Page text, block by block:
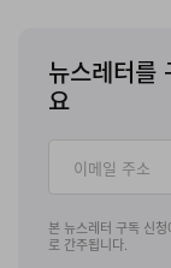
배치해 구조적
미래적인 디자
며, 미드패널의
아웃솔 아래에
뉴스레터를
요
본 뉴스레터 구독 신
로 간주됩니다.